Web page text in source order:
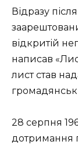
Відразу
відкритій
написав
лист став
28 серпня
дотримання